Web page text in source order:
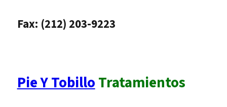
Fax: (212) 203-9223
Pie Y TobilloTratamientos